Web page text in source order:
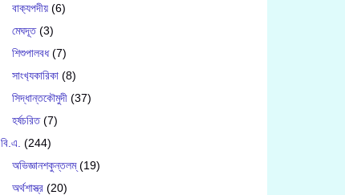
বাক‍্যপদীয় (6)
মেঘদূত(3)
শিশুপালবধ(7)
সাংখ‍্যকারিকা (8)
সিদ্ধান্তকৌমুদী (37)
হর্ষচরিত(7)
বি.এ. (244)
অভিজ্ঞানশকুন্তলম্(19)
অর্থশাস্ত্র (20)